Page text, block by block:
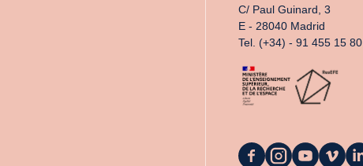
C/ Paul Guinard, 3
E - 28040 Madrid
Tel. (+34) - 91 455 15 80
La La La La La